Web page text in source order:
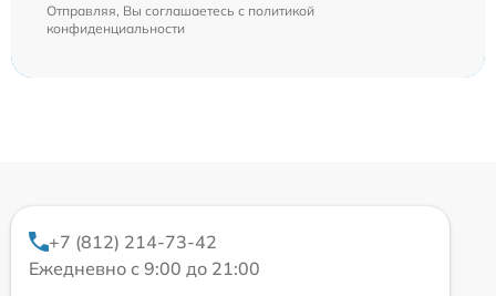
Отправляя, Вы соглашаетесь с политикой
конфиденциальности
+7 (812) 214-73-42
Ежедневно с 9:00 до 21:00